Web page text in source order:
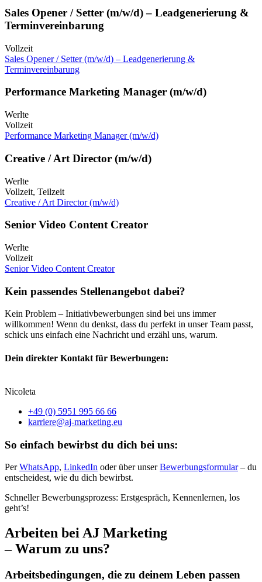
Sales Opener / Setter (m/w/d) – Leadgenerierung &
Terminvereinbarung
Vollzeit
Sales Opener / Setter (m/w/d) – Leadgenerierung &
Terminvereinbarung
Performance Marketing Manager (m/w/d)
Werlte
Vollzeit
Performance Marketing Manager (m/w/d)
Creative / Art Director (m/w/d)
Werlte
Vollzeit, Teilzeit
Creative / Art Director (m/w/d)
Senior Video Content Creator
Werlte
Vollzeit
Senior Video Content Creator
Kein passendes Stellenangebot dabei?
Kein Problem – Initiativbewerbungen sind bei uns immer
willkommen! Wenn du denkst, dass du perfekt in unser Team passt,
schick uns einfach eine Nachricht und erzähl uns, warum.
Dein direkter Kontakt für Bewerbungen:
Nicoleta
+49 (0) 5951 995 66 66
karriere@aj-marketing.eu
So einfach bewirbst du dich bei uns:
PerWhatsApp, LinkedIn oder über unserBewerbungsformular– du
entscheidest, wie du dich bewirbst.
Schneller Bewerbungsprozess: Erstgespräch, Kennenlernen, los
geht’s!
Arbeiten beiAJ Marketing
– Warum zu uns?
Arbeitsbedingungen, die zu deinem Leben passen